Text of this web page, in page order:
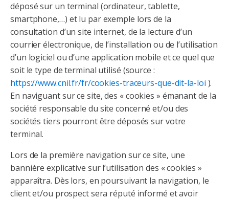
déposé sur un terminal (ordinateur, tablette,
smartphone,…) et lu par exemple lors de la
consultation d’un site internet, de la lecture d’un
courrier électronique, de l’installation ou de l’utilisation
d’un logiciel ou d’une application mobile et ce quel que
soit le type de terminal utilisé (source :
https://www.cnil.fr/fr/cookies-traceurs-que-dit-la-loi ).
En naviguant sur ce site, des « cookies » émanant de la
société responsable du site concerné et/ou des
sociétés tiers pourront être déposés sur votre
terminal.
Lors de la première navigation sur ce site, une
bannière explicative sur l’utilisation des « cookies »
apparaîtra. Dès lors, en poursuivant la navigation, le
client et/ou prospect sera réputé informé et avoir